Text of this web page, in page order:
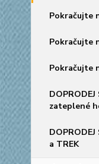
Pokračujte
Pokračujte
Pokračujte
DOPRODEJ
zateplené
a TREK